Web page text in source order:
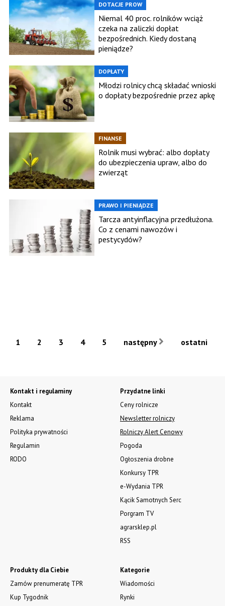
DOTACJE PROW
Niemal 40 proc. rolników wciąż
czeka na zaliczki dopłat
bezpośrednich. Kiedy dostaną
pieniądze?
DOPŁATY
Młodzi rolnicy chcą składać wnioski
o dopłaty bezpośrednie przez apkę
FINANSE
Rolnik musi wybrać: albo dopłaty
do ubezpieczenia upraw, albo do
zwierząt
PRAWO I PIENIĄDZE
Tarcza antyinflacyjna przedłużona.
Co z cenami nawozów i
pestycydów?
1 2 3 4 5 następny ostatni
Kontakt i regulaminy
Kontakt
Reklama
Polityka prywatności
Regulamin
RODO
Kategorie
Wiadomości
Rynki
Produkty dla Ciebie
Zamów prenumeratę TPR
Kup Tygodnik
Przydatne linki
Ceny rolnicze
Newsletter rolniczy
Rolniczy Alert Cenowy
Pogoda
Ogłoszenia drobne
Konkursy TPR
e-Wydania TPR
Kącik Samotnych Serc
Porgram TV
agrarsklep.pl
RSS